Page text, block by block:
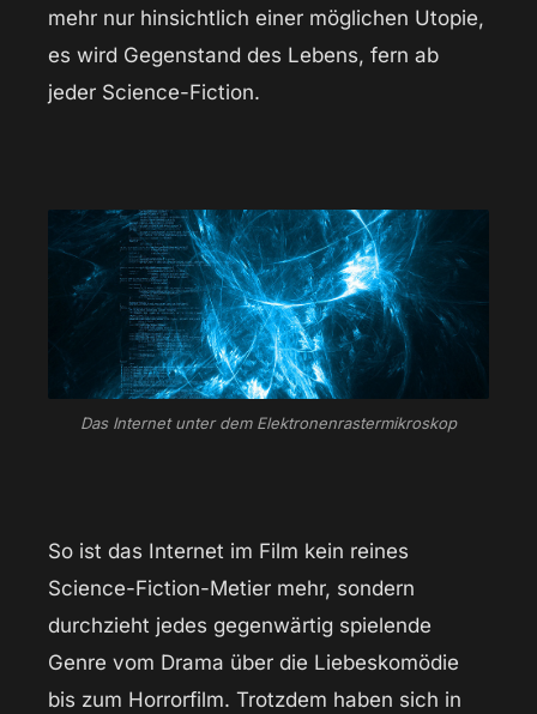
mehr nur hinsichtlich einer möglichen Utopie,
es wird Gegenstand des Lebens, fern ab
jeder Science-Fiction.
Das Internet unter dem Elektronenrastermikroskop
So ist das Internet im Film kein reines
Science-Fiction-Metier mehr, sondern
durchzieht jedes gegenwärtig spielende
Genre vom Drama über die Liebeskomödie
bis zum Horrorfilm. Trotzdem haben sich in